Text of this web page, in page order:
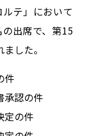
テ」において
出席で、第15
した。
件
認の件
定の件